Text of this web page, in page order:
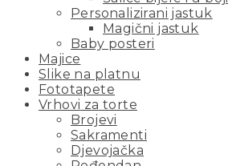
Personalizirani jastuk
Magični jastuk
Baby posteri
Majice
Slike na platnu
Fototapete
Vrhovi za torte
Brojevi
Sakramenti
Djevojačka